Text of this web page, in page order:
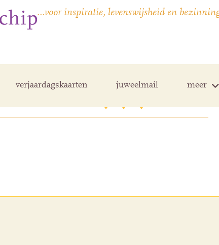
…voor inspiratie, levenswijsheid en
verjaardagskaarten juweelmail meer